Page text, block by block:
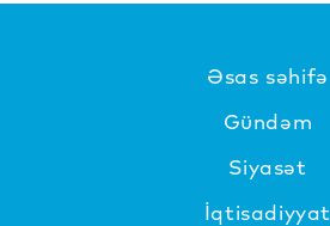
Əsas səhifə
Gündəm
Siyasət
İqtisadiyyat